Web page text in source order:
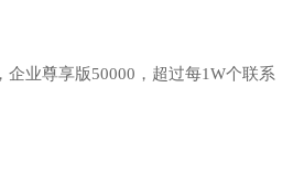
企业尊享版50000，超过每1W个联系